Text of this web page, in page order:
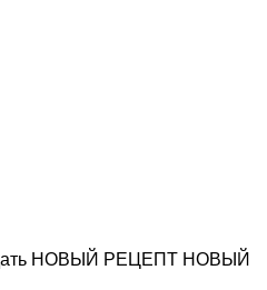
НОВЫЙ РЕЦЕПТ НОВЫЙ